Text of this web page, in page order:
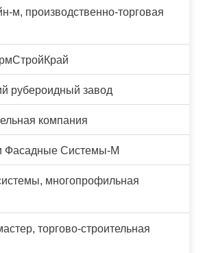
м, производственно-торговая
рубероидный завод
компания
Фасадные Системы-М
многопрофильная
торгово-строительная